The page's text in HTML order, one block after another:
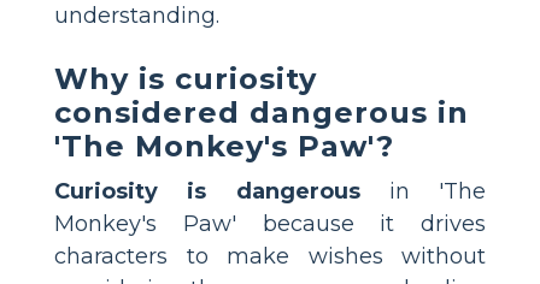
understanding.
Why is curiosity
considered dangerous in
'The Monkey's Paw'?
Curiosity is dangerousin 'The
Monkey's Paw' because it drives
characters to make wishes without